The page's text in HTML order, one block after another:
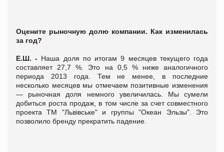
Оцените рыночную долю компании. Как изменилась
за год?
Е.Ш. - Наша доля по итогам 9 месяцев текущего года
составляет 27,7 %. Это на 0,5 % ниже аналогичного
периода 2013 года. Тем не менее, в последние
несколько месяцев мы отмечаем позитивные изменения
— рыночная доля немного увеличилась. Мы сумели
добиться роста продаж, в том числе за счет совместного
проекта ТМ "Львівське" и группы "Океан Эльзы". Это
позволило бренду прекратить падение.